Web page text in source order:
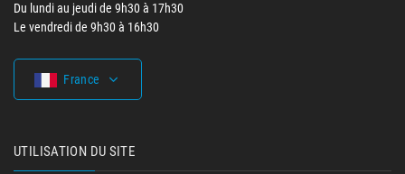
Du lundi au jeudi de 9h30 à 17h30
Le vendredi de 9h30 à 16h30
France
UTILISATION DU SITE